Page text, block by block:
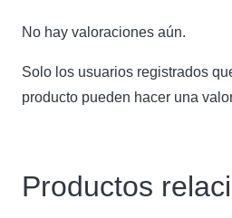
No hay valoraciones aún.
Solo los usuarios registrados
producto pueden hacer una
Productos